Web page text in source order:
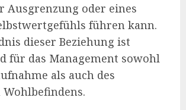
Ausgrenzung oder eines
führen kann.
dieser Beziehung ist
für das Management sowohl
als auch des